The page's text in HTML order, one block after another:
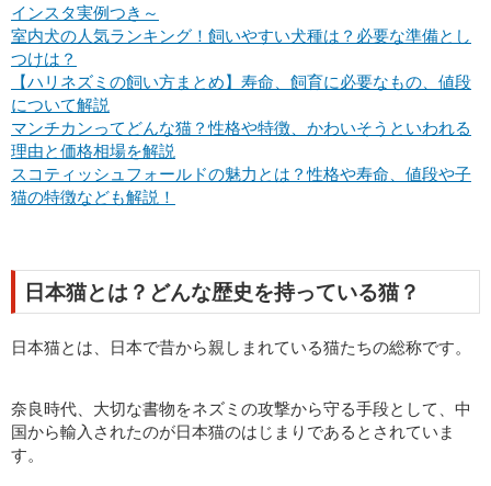
インスタ実例つき～
室内犬の人気ランキング！飼いやすい犬種は？必要な準備とし
つけは？
【ハリネズミの飼い方まとめ】寿命、飼育に必要なもの、値段
について解説
マンチカンってどんな猫？性格や特徴、かわいそうといわれる
理由と価格相場を解説
スコティッシュフォールドの魅力とは？性格や寿命、値段や子
猫の特徴なども解説！
日本猫とは？どんな歴史を持っている猫？
日本猫とは、日本で昔から親しまれている猫たちの総称です。
奈良時代、大切な書物をネズミの攻撃から守る手段として、中
国から輸入されたのが日本猫のはじまりであるとされていま
す。